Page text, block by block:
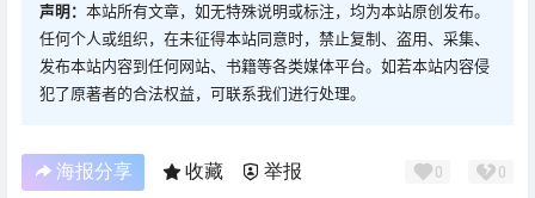
声明： 本站所有文章，如无特殊说明或标注，均为本站原创发布。
任何个人或组织，在未征得本站同意时，禁止复制、盗用、采集、
发布本站内容到任何网站、书籍等各类媒体平台。如若本站内容侵
犯了原著者的合法权益，可联系我们进行处理。
海报分享 收藏 举报 0 0